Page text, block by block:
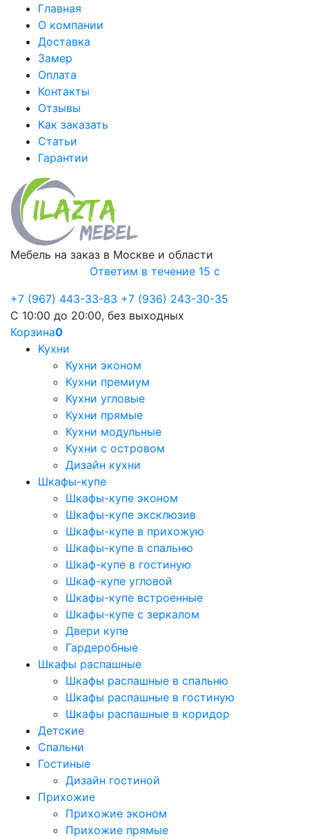
Главная
О компании
Доставка
Замер
Оплата
Контакты
Отзывы
Как заказать
Статьи
Гарантии
Мебель на заказ в Москве и области
Ответим в течение 15 с
+7 (967) 443-33-83 +7 (936) 243-30-35
С 10:00 до 20:00, без выходных
Корзина0
Кухни
Кухни эконом
Кухни премиум
Кухни угловые
Кухни прямые
Кухни модульные
Кухни с островом
Дизайн кухни
Шкафы-купе
Шкафы-купе эконом
Шкафы-купе эксклюзив
Шкафы-купе в прихожую
Шкафы-купе в спальню
Шкаф-купе в гостиную
Шкаф-купе угловой
Шкафы-купе встроенные
Шкафы-купе с зеркалом
Двери купе
Гардеробные
Шкафы распашные
Шкафы распашные в спальню
Шкафы распашные в гостиную
Шкафы распашные в коридор
Детские
Спальни
Гостиные
Дизайн гостиной
Прихожие
Прихожие эконом
Прихожие прямые